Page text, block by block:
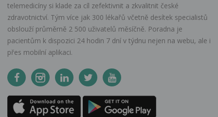
telemedicíny si klade za cíl zefektivnit a zkvalitnit české
zdravotnictví. Tým více jak 300 lékařů včetně desítek specialistů
obslouží průměrně 2 500 uživatelů měsíčně. Poradna je
pacientům k dispozici 24 hodin 7 dní v týdnu nejen na webu, ale i
přes mobilní aplikaci.